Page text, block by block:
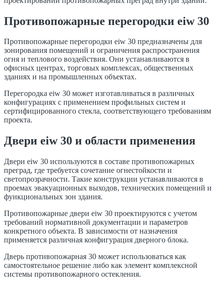
Противопожарные перегородки eiw 30
Противопожарные перегородки eiw 30 предназначены для
зонирования помещений и ограничения распространения
огня и теплового воздействия. Они устанавливаются в
офисных центрах, торговых комплексах, общественных
зданиях и на промышленных объектах.
Перегородка eiw 30 может изготавливаться в различных
конфигурациях с применением профильных систем и
сертифицированного стекла, соответствующего требованиям
проекта.
Двери eiw 30 и области применения
Двери eiw 30 используются в составе противопожарных
преград, где требуется сочетание огнестойкости и
светопрозрачности. Такие конструкции устанавливаются в
проемах эвакуационных выходов, технических помещений и
функциональных зон здания.
Противопожарные двери eiw 30 проектируются с учетом
требований нормативной документации и параметров
конкретного объекта. В зависимости от назначения
применяется различная конфигурация дверного блока.
Дверь противопожарная 30 может использоваться как
самостоятельное решение либо как элемент комплексной
системы противопожарного остекления.